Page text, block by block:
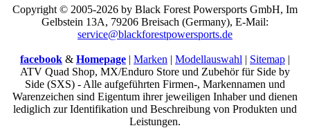
Copyright © 2005-2026 by Black Forest Powersports GmbH, Im
Gelbstein 13A, 79206 Breisach (Germany), E-Mail:
service@blackforestpowersports.de
facebook & Homepage | Marken | Modellauswahl | Sitemap |
ATV Quad Shop, MX/Enduro Store und Zubehör für Side by
Side (SXS) - Alle aufgeführten Firmen-, Markennamen und
Warenzeichen sind Eigentum ihrer jeweiligen Inhaber und dienen
lediglich zur Identifikation und Beschreibung von Produkten und
Leistungen.